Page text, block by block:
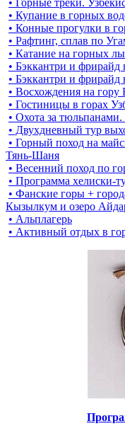
• Горные треки.
• Купание в горных
• Конные прогулки в
• Рафтинг, сплав по
• Катание на горных
• Бэккантри и фрирайд
• Бэккантри и фрирайд
• Восхождения на
• Гостиницы в горах
• Охота за
• Двухдневный тур
• Горный поход на
Тянь-Шаня
• Весенний поход по
• Программа хелиски-
• Фанские горы +
Кызылкум и озеро
• Альплагерь
• Активный отдых в